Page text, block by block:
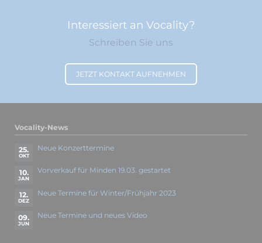
Interessiert an Vocality?
Schreiben Sie uns
JETZT KONTAKT AUFNEHMEN
Vocality-News
25.
OKT
Neue Konzerttermine
10.
JAN
Vorverkauf für Minden 19.03. gestartet
12.
DEZ
Neue Termine für Winter/Frühjahr 2023
09.
JUN
Neue Termine und neues Video